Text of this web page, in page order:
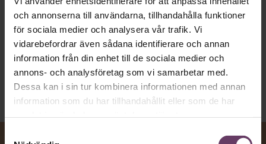
och annonserna till användarna, tillhandahålla funktioner
för sociala medier och analysera vår trafik. Vi
vidarebefordrar även sådana identifierare och annan
information från din enhet till de sociala medier och
annons- och analysföretag som vi samarbetar med.
Dessa kan i sin tur kombinera informationen med annan
information som du har tillhandahållit eller som de har
Kommunikation
Text:Fredrik Kullberg
Publicerad2026-08-07